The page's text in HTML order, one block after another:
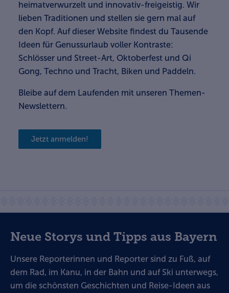
heimatverwurzelt und innovativ-freigeistig. Wir
lieben Traditionen und stellen sie gern mal auf
den Kopf. Auf dieser Website findest du Tausende
Ideen für Genussurlaub voller Kontraste:
Schlösser und Street-Art, Oktoberfest und Qi
Gong, Techno und Tracht, Biken und Paddeln.
Bleibe auf dem Laufenden mit unseren Themen-
Newslettern.
Jetzt anmelden!
Neue Storys und Tipps aus Bayern
Unsere Reporterinnen und Reporter sind zu Fuß, auf
dem Rad, im Kanu, in der Bahn und auf Ski unterwegs,
um die schönsten Geschichten und Reise-Ideen aus